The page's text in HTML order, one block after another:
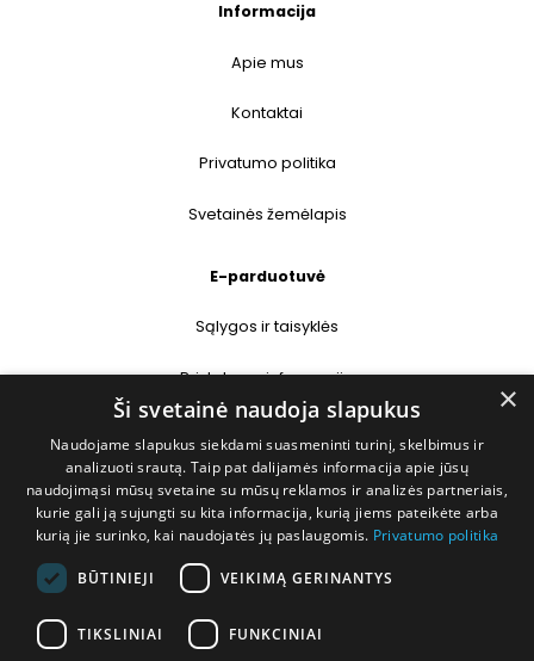
Informacija
Apie mus
Kontaktai
Privatumo politika
Svetainės žemėlapis
E-parduotuvė
Sąlygos ir taisyklės
Pristatymo informacija
Prekių grąžinimas
Kontaktai
+370 677 31358
info@deshop.lt
Megėjų g. 5A, Žukiškių k., Trakų r.
×
Ši svetainė naudoja slapukus
Naudojame slapukus siekdami suasmeninti turinį, skelbimus ir
analizuoti srautą. Taip pat dalijamės informacija apie jūsų
naudojimąsi mūsų svetaine su mūsų reklamos ir analizės partneriais,
kurie gali ją sujungti su kita informacija, kurią jiems pateikėte arba
kurią jie surinko, kai naudojatės jų paslaugomis. Privatumo politika
BŪTINIEJI VEIKIMĄ GERINANTYS
TIKSLINIAI FUNKCINIAI